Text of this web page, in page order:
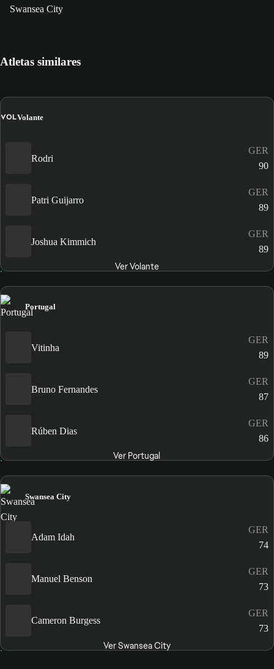
Swansea City
Atletas similares
VOLVolante
Rodri
GER
90
Patri Guijarro
GER
89
Joshua Kimmich
GER
89
Ver Volante
Portugal
Vitinha
GER
89
Bruno Fernandes
GER
87
Rúben Dias
GER
86
Ver Portugal
Swansea City
Adam Idah
GER
74
Manuel Benson
GER
73
Cameron Burgess
GER
73
Ver Swansea City